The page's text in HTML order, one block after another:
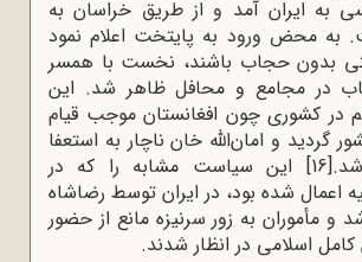
شمسی به ایران آمد و از طریق خراسان به
به محض ورود به پایتخت اعلام نمود
بدون حجاب باشند، نخست با همسر
در مجامع و محافل ظاهر شد. این
در کشوری چون افغانستان موجب قیام
گردید و امان‌الله خان ناچار به استعفا
[16]
این سیاست مشابه را که در
اعمال شده بود، در ایران توسط رضاشاه
و مأموران به زور سرنیزه مانع از حضور
اسلامی در انظار شدند.